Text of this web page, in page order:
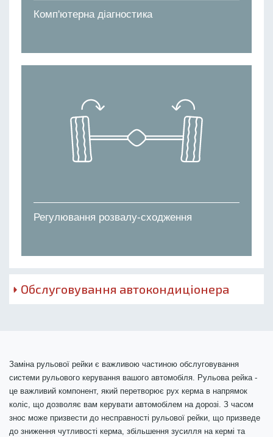
Комп'ютерна діагностика
Регулювання розвалу-сходження
Обслуговування автокондиціонера
Заміна рульової рейки є важливою частиною обслуговування
системи рульового керування вашого автомобіля. Рульова рейка -
це важливий компонент, який перетворює рух керма в напрямок
коліс, що дозволяє вам керувати автомобілем на дорозі. З часом
знос може призвести до несправності рульової рейки, що призведе
до зниження чутливості керма, збільшення зусилля на кермі та